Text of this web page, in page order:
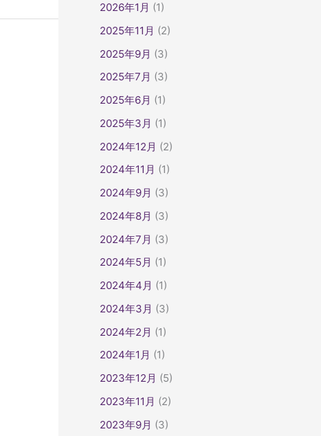
2026年1月 (1)
2025年11月 (2)
2025年9月 (3)
2025年7月 (3)
2025年6月 (1)
2025年3月 (1)
2024年12月 (2)
2024年11月 (1)
2024年9月 (3)
2024年8月 (3)
2024年7月 (3)
2024年5月 (1)
2024年4月 (1)
2024年3月 (3)
2024年2月 (1)
2024年1月 (1)
2023年12月 (5)
2023年11月 (2)
2023年9月 (3)